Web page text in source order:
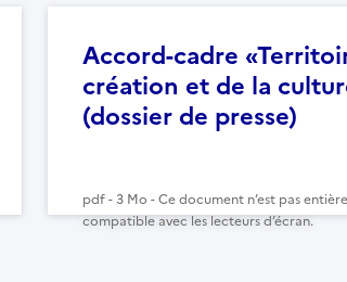
Accord-cadre
création et de la
(dossier de presse)
pdf - 3 Mo - Ce document n’est pas
compatible avec les lecteurs d’écran.